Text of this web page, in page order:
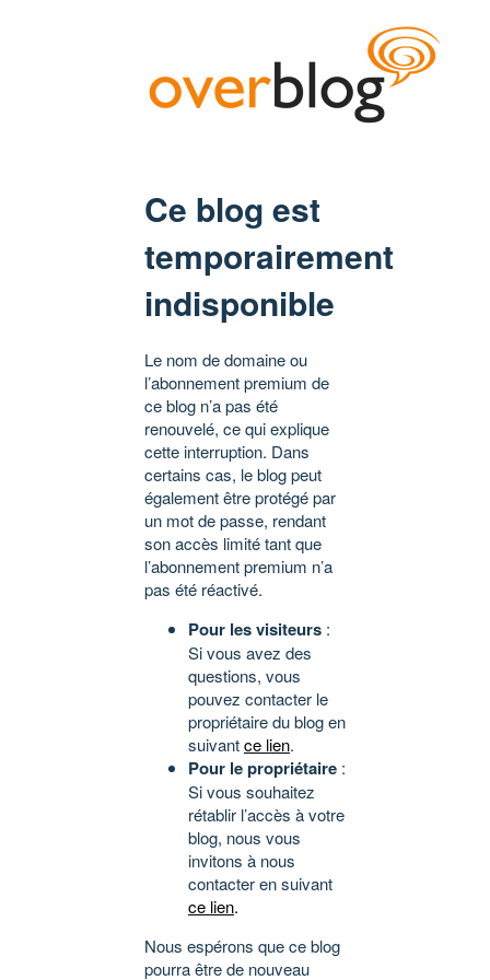
Ce blog est
temporairement
indisponible
Le nom de domaine ou
l’abonnement premium de
ce blog n’a pas été
renouvelé, ce qui explique
cette interruption. Dans
certains cas, le blog peut
également être protégé par
un mot de passe, rendant
son accès limité tant que
l’abonnement premium n’a
pas été réactivé.
Pour les visiteurs :
Si vous avez des
questions, vous
pouvez contacter le
propriétaire du blog en
suivantce lien.
Pour le propriétaire :
Si vous souhaitez
rétablir l’accès à votre
blog, nous vous
invitons à nous
contacter en suivant
ce lien.
Nous espérons que ce blog
pourra être de nouveau